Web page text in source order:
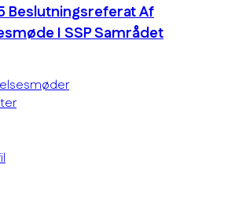
Beslutningsreferat Af
I SSP Samrådet